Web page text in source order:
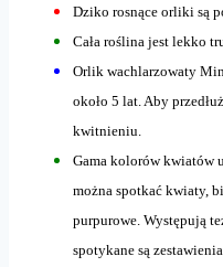
Dziko rosnące orliki są
Cała roślina jest lekko
Orlik wachlarzowaty
około 5 lat. Aby
kwitnieniu.
Gama kolorów kwiatów
można spotkać kwiaty,
purpurowe. Występują
spotykane są